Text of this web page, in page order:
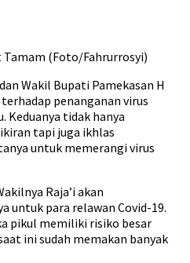
Tamam (Foto/Fahrurrosyi)
Wakil Bupati Pamekasan H
terhadap penanganan virus
Keduanya tidak hanya
tapi juga ikhlas
untuk memerangi virus
Raja’i akan
untuk para relawan Covid-19.
pikul memiliki risiko besar
ini sudah memakan banyak